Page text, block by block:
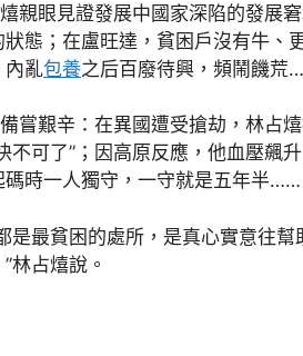
親眼見證發展中國家深陷的發展
態；在盧旺達，貧困戶沒有牛、
內亂包養之后百廢待興，頻鬧饑荒
嘗艱辛：在異國遭受搶劫，林占
不可了”；因高原反應，他血壓飆
碼時一人獨守，一守就是五年半……
是最貧困的處所，是真心實意往
林占熺說。